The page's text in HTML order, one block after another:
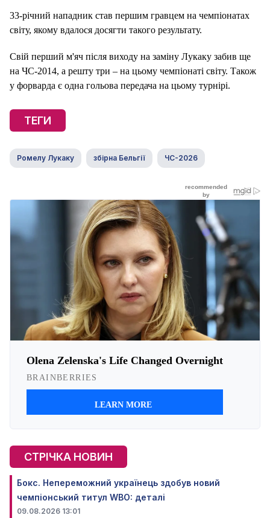
33-річний нападник став першим гравцем на чемпіонатах
світу, якому вдалося досягти такого результату.
Свій перший м'яч після виходу на заміну Лукаку забив ще
на ЧС-2014, а решту три – на цьому чемпіонаті світу. Також
у форварда є одна гольова передача на цьому турнірі.
ТЕГИ
Ромелу Лукаку збірна Бельгії ЧС-2026
СТРІЧКА НОВИН
Бокс. Непереможний українець здобув новий
чемпіонський титул WBO: деталі
09.08.2026 13:01